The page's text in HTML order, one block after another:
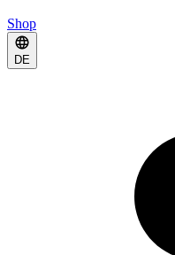
Shop
DE